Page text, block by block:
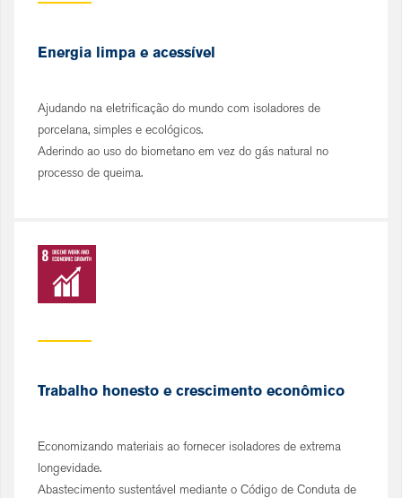
Energia limpa e acessível
Ajudando na eletrificação do mundo com isoladores de
porcelana, simples e ecológicos.
Aderindo ao uso do biometano em vez do gás natural no
processo de queima.
Trabalho honesto e crescimento econômico
Economizando materiais ao fornecer isoladores de extrema
longevidade.
Abastecimento sustentável mediante o Código de Conduta de